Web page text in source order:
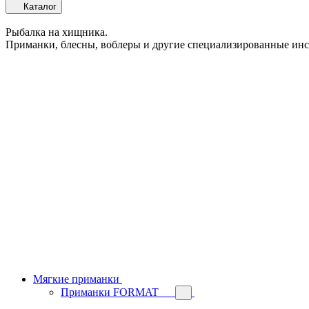
Каталог
Рыбалка на хищника.
Приманки, блесны, воблеры и другие специализированные
Мягкие приманки
Приманки FORMAT